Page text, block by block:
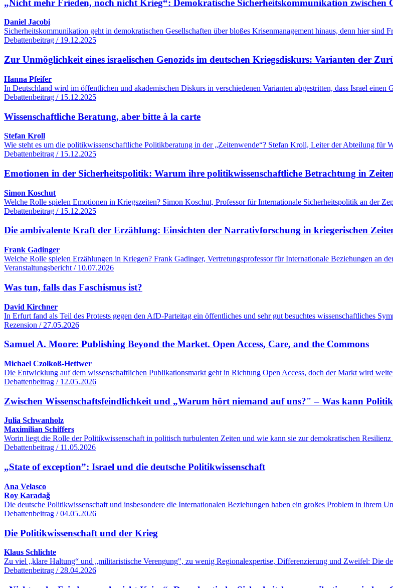
„Nicht mehr Frieden, noch nicht Krieg“: Demokratische Sicherheitskommunikation zwischen
Daniel Jacobi
Sicherheitskommunikation geht in demokratischen Gesellschaften über bloßes Krisenmanagement hinaus, denn hier
Debattenbeitrag / 19.12.2025
Zur Unmöglichkeit eines israelischen Genozids im deutschen Kriegsdiskurs: Varianten der
Hanna Pfeifer
In Deutschland wird im öffentlichen und akademischen Diskurs in verschiedenen Varianten abgestritten, dass Israel
Debattenbeitrag / 15.12.2025
Wissenschaftliche Beratung, aber bitte à la carte
Stefan Kroll
Wie steht es um die politikwissenschaftliche Politikberatung in der „Zeitenwende“? Stefan Kroll, Leiter der Abteilung
Debattenbeitrag / 15.12.2025
Emotionen in der Sicherheitspolitik: Warum ihre politikwissenschaftliche Betrachtung in
Simon Koschut
Welche Rolle spielen Emotionen in Kriegszeiten? Simon Koschut, Professor für Internationale Sicherheitspolitik an der
Debattenbeitrag / 15.12.2025
Die ambivalente Kraft der Erzählung: Einsichten der Narrativforschung in kriegerischen
Frank Gadinger
Welche Rolle spielen Erzählungen in Kriegen? Frank Gadinger, Vertretungsprofessor für Internationale Beziehungen
Veranstaltungsbericht / 10.07.2026
Was tun, falls das Faschismus ist?
David Kirchner
In Erfurt fand als Teil des Protests gegen den AfD-Parteitag ein öffentliches und sehr gut besuchtes wissenschaftliches
Rezension / 27.05.2026
Samuel A. Moore: Publishing Beyond the Market. Open Access, Care, and the Commons
Michael Czolkoß-Hettwer
Die Entwicklung auf dem wissenschaftlichen Publikationsmarkt geht in Richtung Open Access, doch der Markt wird
Debattenbeitrag / 12.05.2026
Zwischen Wissenschaftsfeindlichkeit und „Warum hört niemand auf uns?" – Was kann
Julia Schwanholz
Maximilian Schiffers
Worin liegt die Rolle der Politikwissenschaft in politisch turbulenten Zeiten und wie kann sie zur demokratischen
Debattenbeitrag / 11.05.2026
„State of exception”: Israel und die deutsche Politikwissenschaft
Ana Velasco
Roy Karadağ
Die deutsche Politikwissenschaft und insbesondere die Internationalen Beziehungen haben ein großes Problem in
Debattenbeitrag / 04.05.2026
Die Politikwissenschaft und der Krieg
Klaus Schlichte
Zu viel „klare Haltung“ und „militaristische Verengung", zu wenig Regionalexpertise, Differenzierung und Zweifel: Die
Debattenbeitrag / 28.04.2026